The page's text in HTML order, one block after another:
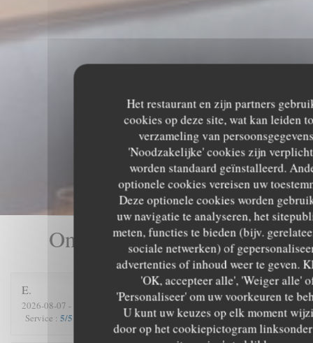
Het restaurant en zijn partners
cookies op deze site, wat kan leiden
verzameling van
'Noodzakelijke' cookies zijn
worden standaard geïnstalleerd.
optionele cookies vereisen uw
Deze optionele cookies worden
uw navigatie te analyseren, het
meten, functies te bieden (bijv.
sociale netwerken) of
advertenties of inhoud weer te geven.
'OK, accepteer alle', 'Weiger alle'
'Personaliseer' om uw voorkeuren te
U kunt uw keuzes op elk moment
door op het cookiepictogram
Onze gastbeoordelingen
E
2026-08-07 - 19:30 - Gasten 3
Service : 5/5 5/5 Keuken: 5/5 Kwaliteit / Prijs :5/5